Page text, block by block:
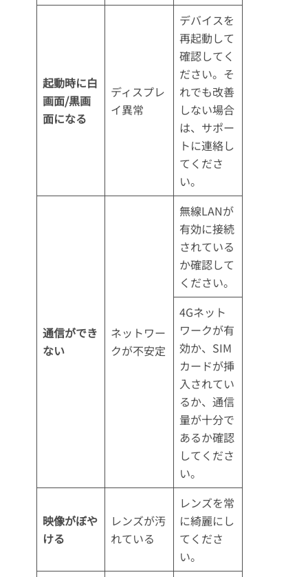
起動時に白
画面/黒画
面になる
ディスプレ
イ異常
デバイスを
再起動して
確認してく
ださい。そ
れでも改善
しない場合
は、サポー
トに連絡し
てくださ
い。
通信ができ
ない
ネットワー
クが不安定
無線LANが
有効に接続
されている
か確認して
ください。
4Gネット
ワークが有
効か、SIM
カードが挿
入されてい
るか、通信
量が十分で
あるか確認
してくださ
い。
映像がぼや
ける
レンズが汚
れている
レンズを常
に綺麗にし
てくださ
い。